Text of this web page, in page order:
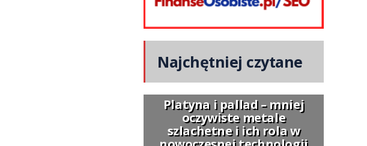
Najchętniej czytane
Platyna i pallad – mniej
oczywiste metale
szlachetne i ich rola w